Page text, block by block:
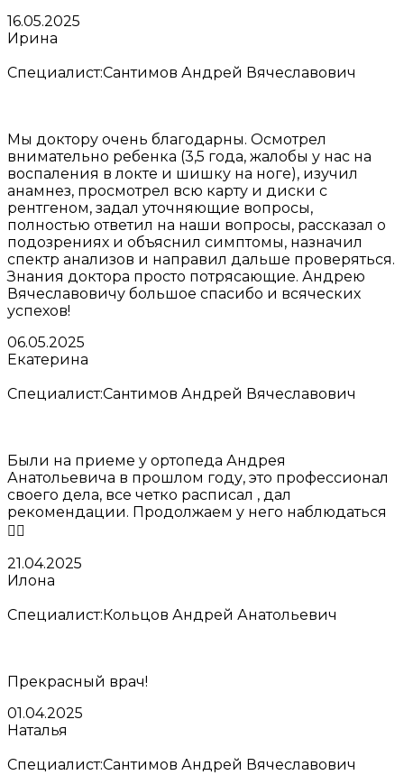
16.05.2025
Ирина
Специалист:Сантимов Андрей Вячеславович
Мы доктору очень благодарны. Осмотрел
внимательно ребенка (3,5 года, жалобы у нас на
воспаления в локте и шишку на ноге), изучил
анамнез, просмотрел всю карту и диски с
рентгеном, задал уточняющие вопросы,
полностью ответил на наши вопросы, рассказал о
подозрениях и объяснил симптомы, назначил
спектр анализов и направил дальше проверяться.
Знания доктора просто потрясающие. Андрею
Вячеславовичу большое спасибо и всяческих
успехов!
06.05.2025
Екатерина
Специалист:Сантимов Андрей Вячеславович
Были на приеме у ортопеда Андрея
Анатольевича в прошлом году, это профессионал
своего дела, все четко расписал , дал
рекомендации. Продолжаем у него наблюдаться
👌🏻
21.04.2025
Илона
Специалист: Кольцов Андрей Анатольевич
Прекрасный врач!
01.04.2025
Наталья
Специалист:Сантимов Андрей Вячеславович